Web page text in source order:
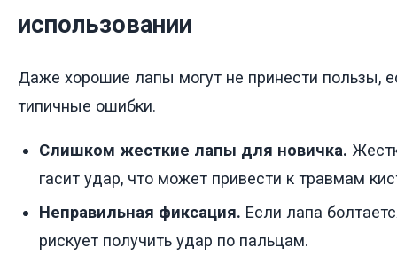
использовании
Даже хорошие лапы могут не принести пользы,
типичные ошибки.
Слишком жесткие лапы для новичка.
гасит удар, что может привести к травмам
Неправильная фиксация. Если лапа
рискует получить удар по пальцам.